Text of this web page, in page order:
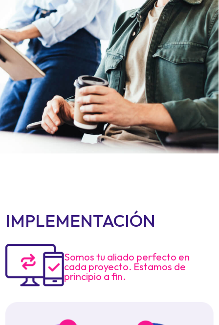
IMPLEMENTACIÓN
Somos tu aliado perfecto en
cada proyecto. Estamos de
principio a fin.